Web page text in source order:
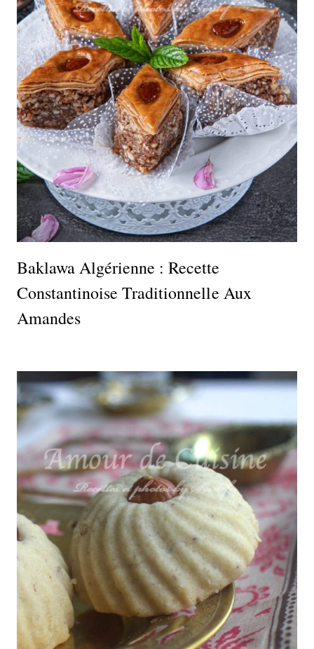
Baklawa Algérienne : Recette
Constantinoise Traditionnelle Aux
Amandes